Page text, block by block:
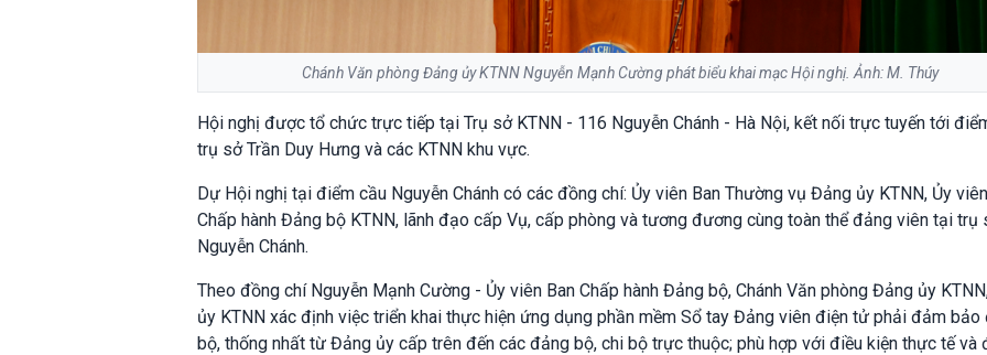
Chánh Văn phòng Đảng ủy KTNN Nguyễn Mạnh Cường phát biểu khai mạc Hội nghị. Ảnh: M. Thúy
Hội nghị được tổ chức trực tiếp tại Trụ sở KTNN - 116 Nguyễn Chánh - Hà Nội, kết nối trực tuyến tới
trụ sở Trần Duy Hưng và các KTNN khu vực.
Dự Hội nghị tại điểm cầu Nguyễn Chánh có các đồng chí: Ủy viên Ban Thường vụ Đảng ủy KTNN, Ủy
Chấp hành Đảng bộ KTNN, lãnh đạo cấp Vụ, cấp phòng và tương đương cùng toàn thể đảng viên tại trụ
Nguyễn Chánh.
Theo đồng chí Nguyễn Mạnh Cường - Ủy viên Ban Chấp hành Đảng bộ, Chánh Văn phòng Đảng ủy
ủy KTNN xác định việc triển khai thực hiện ứng dụng phần mềm Sổ tay Đảng viên điện tử phải đảm bảo
bộ, thống nhất từ Đảng ủy cấp trên đến các đảng bộ, chi bộ trực thuộc; phù hợp với điều kiện thực tế và